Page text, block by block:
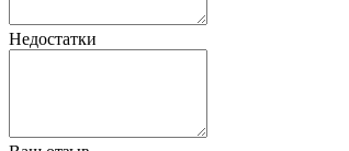
Недостатки